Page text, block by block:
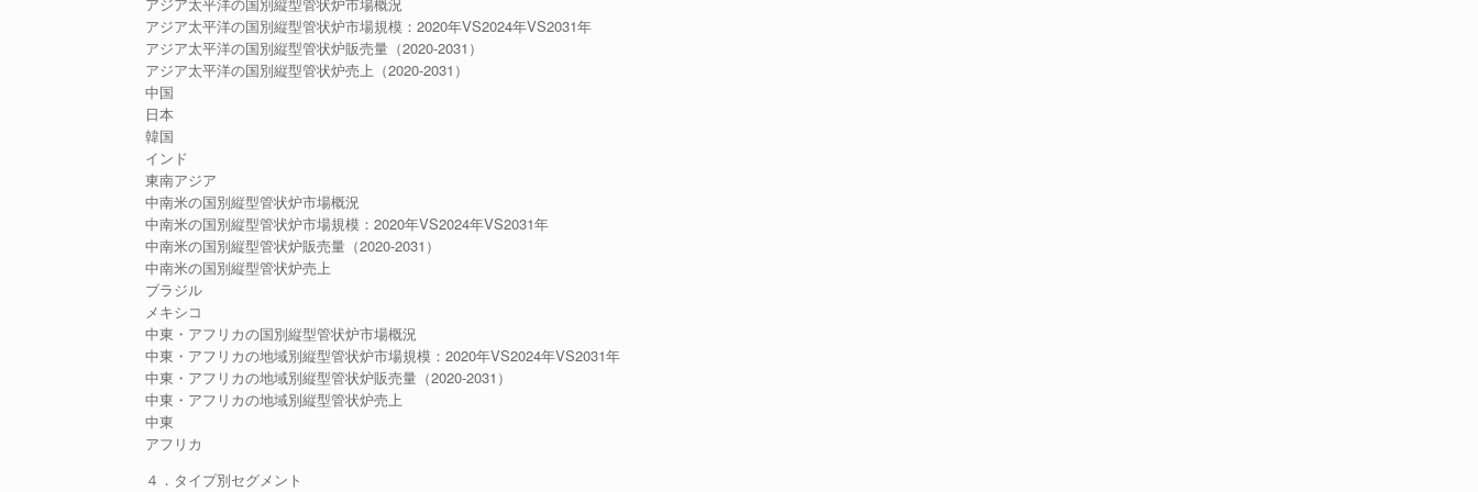
アジア太平洋の国別縦型管状炉市場規模：2020年VS2024年VS2031年
アジア太平洋の国別縦型管状炉販売量（2020-2031）
アジア太平洋の国別縦型管状炉売上（2020-2031）
中国
日本
韓国
インド
東南アジア
中南米の国別縦型管状炉市場概況
中南米の国別縦型管状炉市場規模：2020年VS2024年VS2031年
中南米の国別縦型管状炉販売量（2020-2031）
中南米の国別縦型管状炉売上
ブラジル
メキシコ
中東・アフリカの国別縦型管状炉市場概況
中東・アフリカの地域別縦型管状炉市場規模：2020年VS2024年VS2031年
中東・アフリカの地域別縦型管状炉販売量（2020-2031）
中東・アフリカの地域別縦型管状炉売上
中東
アフリカ
４．タイプ別セグメント